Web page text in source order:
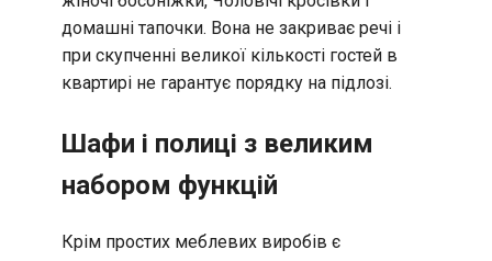
домашні тапочки. Вона не закриває речі і
при скупченні великої кількості гостей в
квартирі не гарантує порядку на підлозі.
Шафи і полиці з великим
набором функцій
Крім простих меблевих виробів є